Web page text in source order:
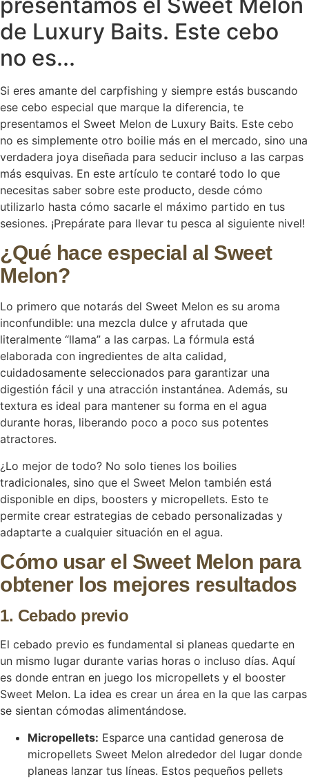
de Luxury Baits. Este cebo
no es...
Si eres amante del carpfishing y siempre estás buscando
ese cebo especial que marque la diferencia, te
presentamos el Sweet Melon de Luxury Baits. Este cebo
no es simplemente otro boilie más en el mercado, sino una
verdadera joya diseñada para seducir incluso a las carpas
más esquivas. En este artículo te contaré todo lo que
necesitas saber sobre este producto, desde cómo
utilizarlo hasta cómo sacarle el máximo partido en tus
sesiones. ¡Prepárate para llevar tu pesca al siguiente nivel!
¿Qué hace especial al Sweet
Melon?
Lo primero que notarás del Sweet Melon es su aroma
inconfundible: una mezcla dulce y afrutada que
literalmente “llama” a las carpas. La fórmula está
elaborada con ingredientes de alta calidad,
cuidadosamente seleccionados para garantizar una
digestión fácil y una atracción instantánea. Además, su
textura es ideal para mantener su forma en el agua
durante horas, liberando poco a poco sus potentes
atractores.
¿Lo mejor de todo? No solo tienes los boilies
tradicionales, sino que el Sweet Melon también está
disponible en dips, boosters y micropellets. Esto te
permite crear estrategias de cebado personalizadas y
adaptarte a cualquier situación en el agua.
Cómo usar el Sweet Melon para
obtener los mejores resultados
1. Cebado previo
El cebado previo es fundamental si planeas quedarte en
un mismo lugar durante varias horas o incluso días. Aquí
es donde entran en juego los micropellets y el booster
Sweet Melon. La idea es crear un área en la que las carpas
se sientan cómodas alimentándose.
Micropellets: Esparce una cantidad generosa de
micropellets Sweet Melon alrededor del lugar donde
planeas lanzar tus líneas. Estos pequeños pellets